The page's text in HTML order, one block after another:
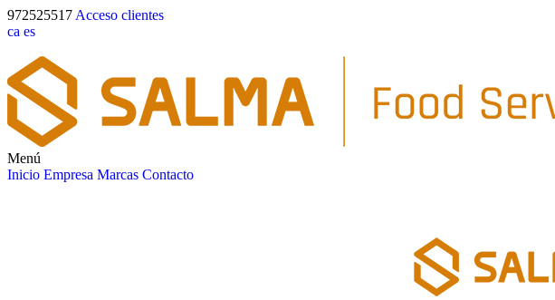
972525517 Acceso clientes
ca es
Menú
Inicio Empresa Marcas Contacto